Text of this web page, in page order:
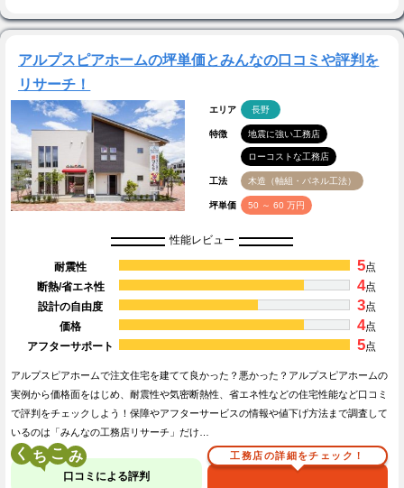
アルプスピアホームの坪単価とみんなの口コミや評判を
リサーチ！
エリア 長野
特徴 地震に強い工務店
ローコストな工務店
工法 木造（軸組・パネル工法）
坪単価 50 ～ 60 万円
性能レビュー
耐震性 5点
断熱/省エネ性
4点
設計の自由度
3点
価格
4点
アフターサポート
5点
アルプスピアホームで注文住宅を建てて良かった？悪かった？アルプスピアホームの
実例から価格面をはじめ、耐震性や気密断熱性、省エネ性などの住宅性能など口コミ
で評判をチェックしよう！保障やアフターサービスの情報や値下げ方法まで調査して
いるのは「みんなの工務店リサーチ」だけ…
く こ
口コミによる評判
工務店の詳細をチェック！